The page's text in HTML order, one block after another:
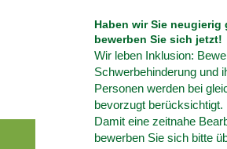
Haben wir Sie neugierig
bewerben Sie sich jetzt!
Wir leben Inklusion:
Schwerbehinderung und
Personen werden bei
bevorzugt berücksichtigt.
Damit eine zeitnahe
bewerben Sie sich bitte